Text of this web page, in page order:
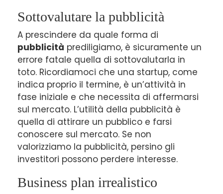
Sottovalutare la pubblicità
A prescindere da quale forma di
pubblicità prediligiamo, è sicuramente un
errore fatale quella di sottovalutarla in
toto. Ricordiamoci che una startup, come
indica proprio il termine, è un’attività in
fase iniziale e che necessita di affermarsi
sul mercato. L’utilità della pubblicità è
quella di attirare un pubblico e farsi
conoscere sul mercato. Se non
valorizziamo la pubblicità, persino gli
investitori possono perdere interesse.
Business plan irrealistico